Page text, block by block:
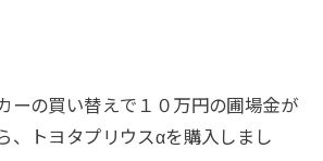
ーの買い替えで１０万円の圃場金が
、トヨタプリウスαを購入しまし